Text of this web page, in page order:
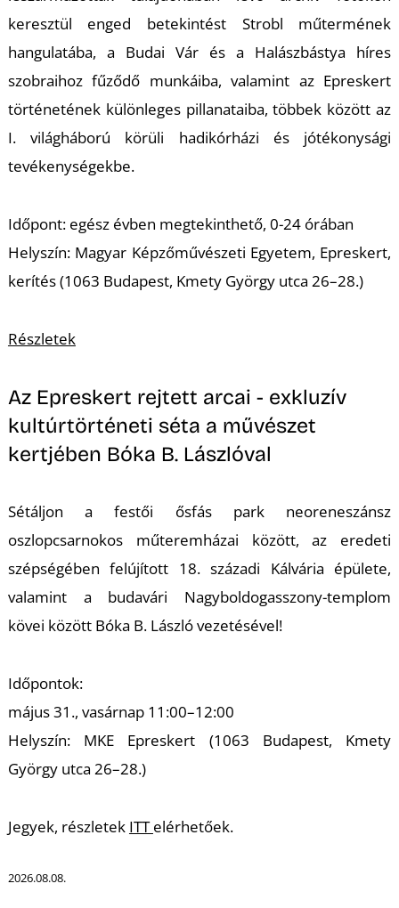
keresztül enged betekintést Strobl műtermének
hangulatába, a Budai Vár és a Halászbástya híres
szobraihoz fűződő munkáiba, valamint az Epreskert
történetének különleges pillanataiba, többek között az
I. világháború körüli hadikórházi és jótékonysági
tevékenységekbe.
Időpont: egész évben megtekinthető, 0-24 órában
Helyszín: Magyar Képzőművészeti Egyetem, Epreskert,
kerítés (1063 Budapest, Kmety György utca 26–28.)
Részletek
Az Epreskert rejtett arcai - exkluzív
kultúrtörténeti séta a művészet
kertjében Bóka B. Lászlóval
Sétáljon a festői ősfás park neoreneszánsz
oszlopcsarnokos műteremházai között, az eredeti
szépségében felújított 18. századi Kálvária épülete,
valamint a budavári Nagyboldogasszony-templom
kövei között Bóka B. László vezetésével!
Időpontok:
május 31., vasárnap 11:00–12:00
Helyszín: MKE Epreskert (1063 Budapest, Kmety
György utca 26–28.)
Jegyek, részletek ITTelérhetőek.
2026.08.08.